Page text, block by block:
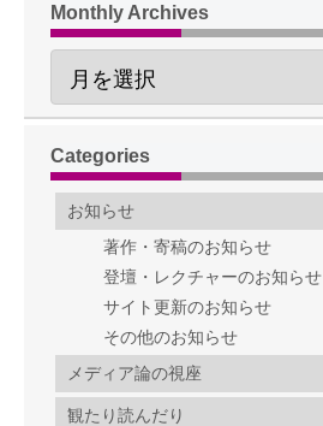
Monthly Archives
Categories
お知らせ
著作・寄稿のお知らせ
登壇・レクチャーのお知らせ
サイト更新のお知らせ
その他のお知らせ
メディア論の視座
観たり読んだり